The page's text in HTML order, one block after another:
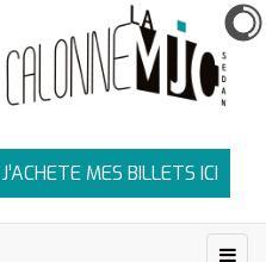
J’ACHETE MES BILLETS ICI